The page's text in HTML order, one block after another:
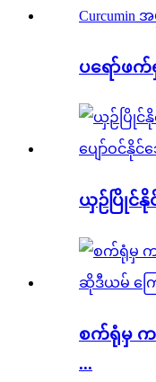
ပရော်ဖ
ယှဉ်ပြိုင်နို
စက်ရုံမှ က
...